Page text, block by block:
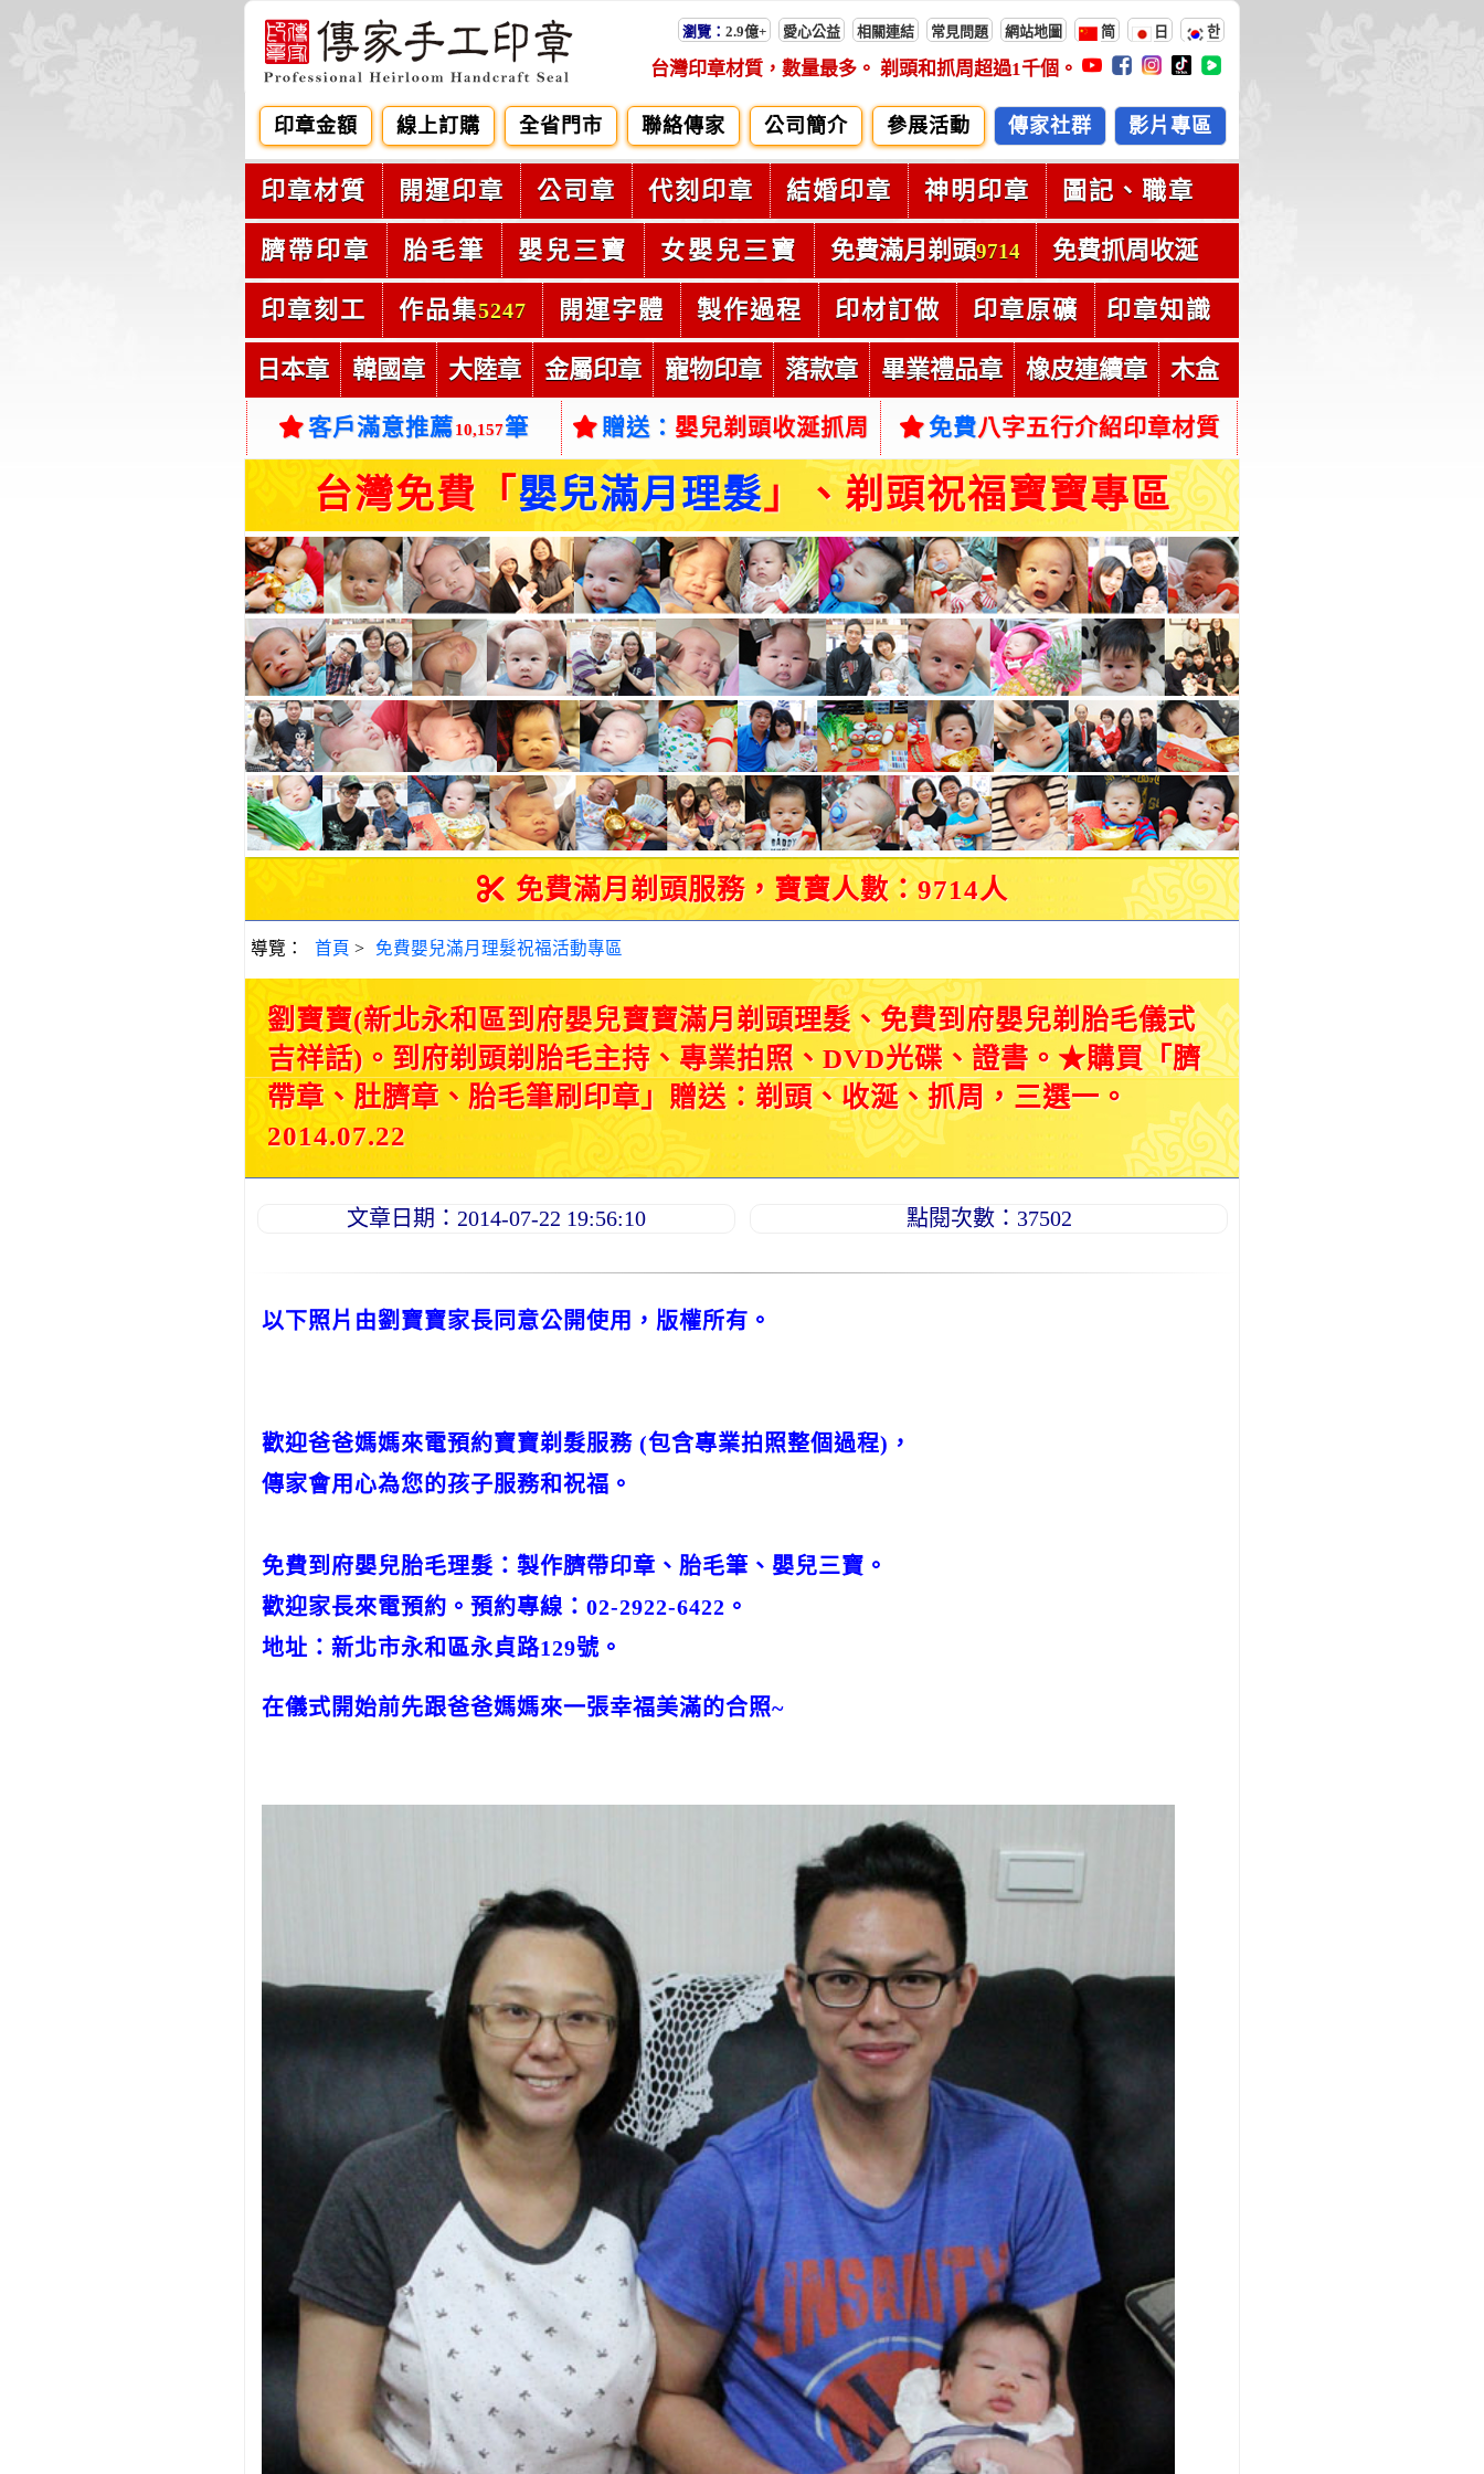
瀏覽： 2.9億+ 愛心公益 相關連結 常見問題 網站地圖 简 日 한
台灣印章材質，數量最多。 剃頭和抓周超過1千個。
印章金額 線上訂購 全省門市 聯絡傳家 公司簡介 參展活動 傳家社群 影片專區
印章材質 開運印章 公司章 代刻印章 結婚印章 神明印章 圖記、職章
臍帶印章 胎毛筆 嬰兒三寶 女嬰兒三寶 免費滿月剃頭9714 免費抓周收涎
印章刻工 作品集5247 開運字體 製作過程 印材訂做 印章原礦 印章知識
日本章 韓國章 大陸章 金屬印章 寵物印章 落款章 畢業禮品章 橡皮連續章 木盒
客戶滿意推薦10,157筆 贈送： 嬰兒剃頭收涎抓周 免費八字五行介紹印章材質
台灣免費「 嬰兒滿月理髮」、剃頭祝福寶寶專區
免費滿月剃頭服務，寶寶人數：9714人
導覽： 首頁 > 免費嬰兒滿月理髮祝福活動專區
劉寶寶(新北永和區到府嬰兒寶寶滿月剃頭理髮、免費到府嬰兒剃胎毛儀式
吉祥話)。到府剃頭剃胎毛主持、專業拍照、DVD光碟、證書。★購買「臍
帶章、肚臍章、胎毛筆刷印章」贈送：剃頭、收涎、抓周，三選一。
2014.07.22
文章日期：2014-07-22 19:56:10 點閱次數：37502
以下照片由劉寶寶家長同意公開使用，版權所有。
歡迎爸爸媽媽來電預約寶寶剃髮服務 (包含專業拍照整個過程)，
傳家會用心為您的孩子服務和祝福。
免費到府嬰兒胎毛理髮：製作臍帶印章、胎毛筆、嬰兒三寶。
歡迎家長來電預約。預約專線：02-2922-6422。
地址：新北市永和區永貞路129號。
在儀式開始前先跟爸爸媽媽來一張幸福美滿的合照~